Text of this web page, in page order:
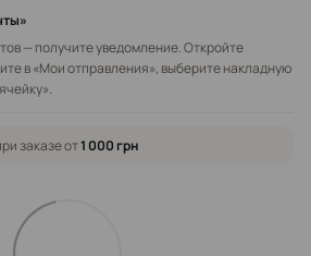
— получите уведомление. Откройте
в «Мои отправления», выберите накладную
заказе от1 000 грн